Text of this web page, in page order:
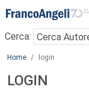
Menu
Cerca:
Main content
Home login
LOGIN